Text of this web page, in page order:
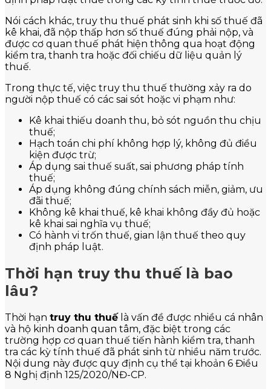
Nói cách khác, truy thu thuế phát sinh khi số thuế đã
kê khai, đã nộp thấp hơn số thuế đúng phải nộp, và
được cơ quan thuế phát hiện thông qua hoạt động
kiểm tra, thanh tra hoặc đối chiếu dữ liệu quản lý
thuế.
Trong thực tế, việc truy thu thuế thường xảy ra do
người nộp thuế có các sai sót hoặc vi phạm như:
Kê khai thiếu doanh thu, bỏ sót nguồn thu chịu
thuế;
Hạch toán chi phí không hợp lý, không đủ điều
kiện được trừ;
Áp dụng sai thuế suất, sai phương pháp tính
thuế;
Áp dụng không đúng chính sách miễn, giảm, ưu
đãi thuế;
Không kê khai thuế, kê khai không đầy đủ hoặc
kê khai sai nghĩa vụ thuế;
Có hành vi trốn thuế, gian lận thuế theo quy
định pháp luật.
Thời hạn truy thu thuế là bao
lâu?
Thời hạn truy thu thuếlà vấn đề được nhiều cá nhân
và hộ kinh doanh quan tâm, đặc biệt trong các
trường hợp cơ quan thuế tiến hành kiểm tra, thanh
tra các kỳ tính thuế đã phát sinh từ nhiều năm trước.
Nội dung này được quy định cụ thể tại khoản 6 Điều
8 Nghị định 125/2020/NĐ-CP.